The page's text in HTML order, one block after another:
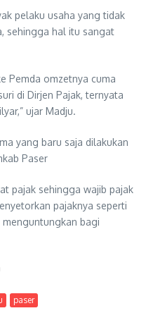
pelaku usaha yang tidak
sehingga hal itu sangat
Pemda omzetnya cuma
di Dirjen Pajak, ternyata
ujar Madju.
yang baru saja dilakukan
Paser
pajak sehingga wajib pajak
pajaknya seperti
bagi
paser